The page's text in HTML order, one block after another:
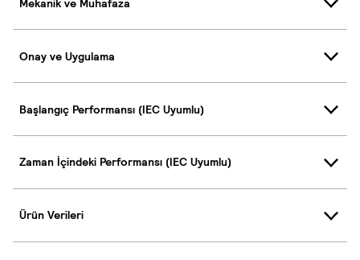
Onay ve Uygulama
Başlangıç Performansı (IEC Uyumlu)
Zaman İçindeki Performansı (IEC Uyumlu)
Ürün Verileri